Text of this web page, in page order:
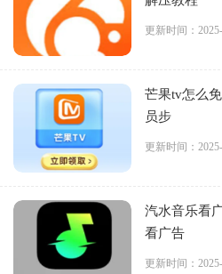
更新时间：
芒果tv怎么
员步
更新时间：
汽水音乐看
看广告
更新时间：